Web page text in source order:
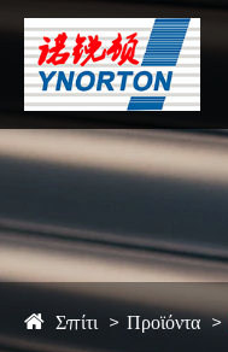
Σπίτι Προϊόντα